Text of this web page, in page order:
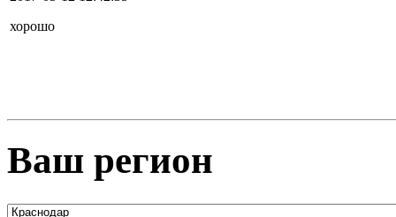
хорошо
Ваш регион